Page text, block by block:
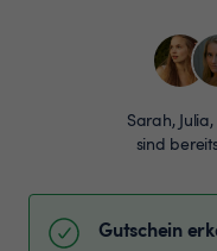
Sarah,
sind
Gutschein